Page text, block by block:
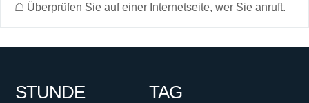
☖ Überprüfen Sie auf einer Internetseite, wer Sie anruft.
STUNDE TAG